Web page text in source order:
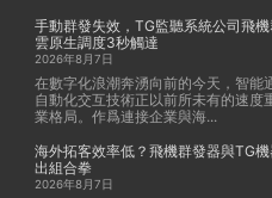
手動群發失效，TG監聽系統公司飛
雲原生調度3秒觸達
2026年8月7日
在數字化浪潮奔湧向前的今天，智能
自動化交互技術正以前所未有的速度
業格局。作爲連接企業與海...
海外拓客效率低？飛機群發器與TG
出組合拳
2026年8月7日